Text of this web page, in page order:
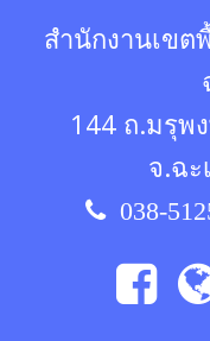
สำนักงานเข
144 ถ.มรุพ
จ.ฉะ
038-